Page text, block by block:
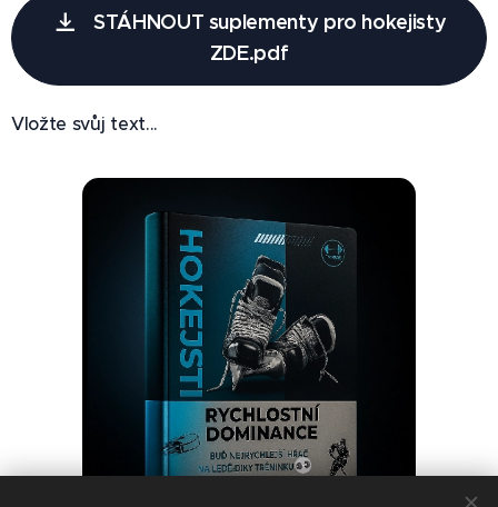
STÁHNOUT suplementy pro hokejisty
ZDE.pdf
Vložte svůj text...